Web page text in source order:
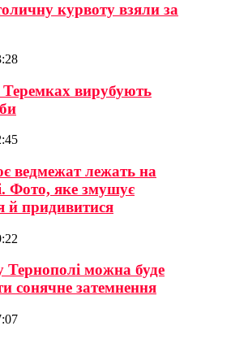
курвоту взяли за
вирубують
ведмежат лежать на
Фото, яке змушує
й придивитися
Тернополі можна буде
сонячне затемнення